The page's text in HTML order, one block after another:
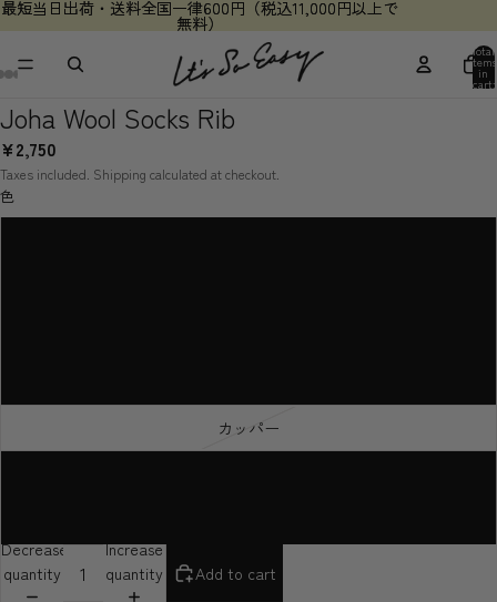
最短当日出荷・送料全国一律600円（税込11,000円以上で
無料）
最短当日出荷・送料全国一律600円（税込11,000円以上で
無料）
Total
items
in
cart:
0
Joha Wool Socks Rib
¥2,750
Taxes included. Shipping calculated at checkout.
色
カッパー
Decrease
quantity
Increase
quantity
Add to cart